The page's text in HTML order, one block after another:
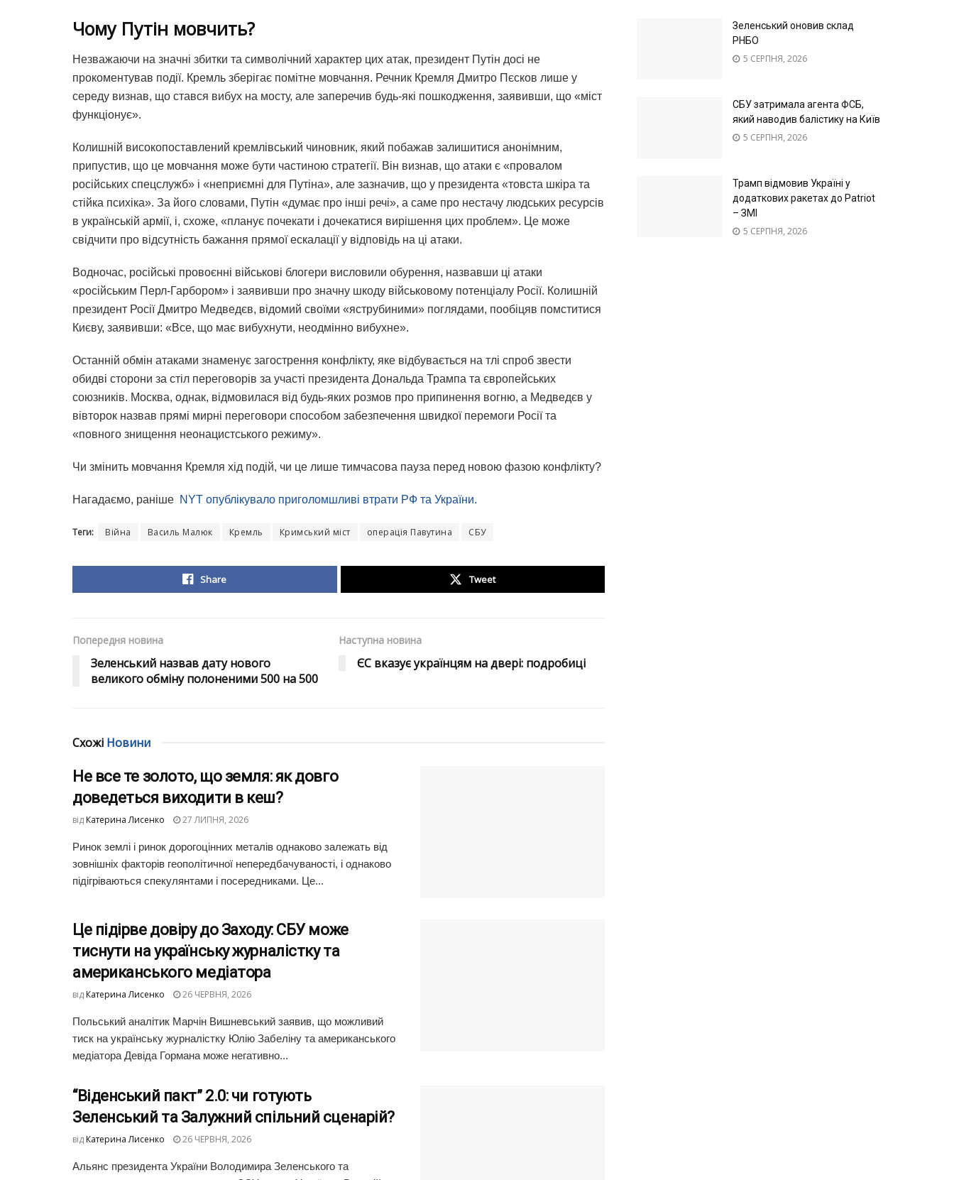
Чому Путін мовчить?
Незважаючи на значні збитки та символічний характер цих атак, президент Путін досі не
прокоментував події. Кремль зберігає помітне мовчання. Речник Кремля Дмитро Пєсков лише у
середу визнав, що стався вибух на мосту, але заперечив будь-які пошкодження, заявивши, що «міст
функціонує».
Колишній високопоставлений кремлівський чиновник, який побажав залишитися анонімним,
припустив, що це мовчання може бути частиною стратегії. Він визнав, що атаки є «провалом
російських спецслужб» і «неприємні для Путіна», але зазначив, що у президента «товста шкіра та
стійка психіка». За його словами, Путін «думає про інші речі», а саме про нестачу людських ресурсів
в українській армії, і, схоже, «планує почекати і дочекатися вирішення цих проблем». Це може
свідчити про відсутність бажання прямої ескалації у відповідь на ці атаки.
Водночас, російські провоєнні військові блогери висловили обурення, назвавши ці атаки
«російським Перл-Гарбором» і заявивши про значну шкоду військовому потенціалу Росії. Колишній
президент Росії Дмитро Медведєв, відомий своїми «яструбиними» поглядами, пообіцяв помститися
Києву, заявивши: «Все, що має вибухнути, неодмінно вибухне».
Останній обмін атаками знаменує загострення конфлікту, яке відбувається на тлі спроб звести
обидві сторони за стіл переговорів за участі президента Дональда Трампа та європейських
союзників. Москва, однак, відмовилася від будь-яких розмов про припинення вогню, а Медведєв у
вівторок назвав прямі мирні переговори способом забезпечення швидкої перемоги Росії та
«повного знищення неонацистського режиму».
Чи змінить мовчання Кремля хід подій, чи це лише тимчасова пауза перед новою фазою конфлікту?
Нагадаємо, раніше NYT опублікувало приголомшливі втрати РФ та України.
Теги: Війна Василь Малюк Кремль Кримський міст операція Павутина СБУ
Share Tweet
Попередня новина
Зеленський назвав дату нового
великого обміну полоненими 500 на 500
Наступна новина
ЄС вказує українцям на двері: подробиці
Схожі Новини
Не все те золото, що земля: як довго
доведеться виходити в кеш?
від Катерина Лисенко 27 ЛИПНЯ, 2026
Ринок землі і ринок дорогоцінних металів однаково залежать від
зовнішніх факторів геополітичної непередбачуваності, і однаково
підігріваються спекулянтами і посередниками. Це...
Це підірве довіру до Заходу: СБУ може
тиснути на українську журналістку та
американського медіатора
від Катерина Лисенко 26 ЧЕРВНЯ, 2026
Польський аналітик Марчін Вишневський заявив, що можливий
тиск на українську журналістку Юлію Забеліну та американського
медіатора Девіда Гормана може негативно...
“Віденський пакт” 2.0: чи готують
Зеленський та Залужний спільний сценарій?
від Катерина Лисенко 26 ЧЕРВНЯ, 2026
Альянс президента України Володимира Зеленського та
Зеленський оновив склад
РНБО
5 СЕРПНЯ, 2026
СБУ затримала агента ФСБ,
який наводив балістику на Київ
5 СЕРПНЯ, 2026
Трамп відмовив Україні у
додаткових ракетах до Patriot
– ЗМІ
5 СЕРПНЯ, 2026